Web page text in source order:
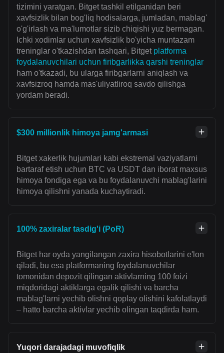
tizimini yaratgan. Bitget tashkil etilganidan beri
xavfsizlik bilan bog'liq hodisalarga, jumladan, mablag'
o'g'irlash va ma'lumotlar sizib chiqishi yuz bermagan.
Ichki xodimlar uchun xavfsizlik bo'yicha muntazam
treninglar o'tkazishdan tashqari, Bitget platforma
foydalanuvchilari uchun firibgarlikka qarshi treninglar
ham o'tkazadi, bu ularga firibgarlarni aniqlash va
xavfsizroq hamda mas'uliyatliroq savdo qilishga
yordam beradi.
$300 millionlik himoya jamg'armasi
Bitget xakerlik hujumlari kabi ekstremal vaziyatlarni
bartaraf etish uchun BTC va USDT dan iborat maxsus
himoya fondiga ega va bu foydalanuvchi mablag'larini
himoya qilishni yanada kuchaytiradi.
100% zaxiralar tasdig'i (PoR)
Bitget har oyda yangilangan zaxira hisobotlarini e'lon
qiladi, bu esa platformaning foydalanuvchilar
tomonidan depozit qilingan aktivlarning 100 foizi
miqdoridagi aktiklarga egalik qilishi va barcha
mablag'larni yechib olishni qoplay olishini kafolatlaydi
– hatto barcha aktivlar yechib olingan taqdirda ham.
Yuqori darajadagi muvofiqlik